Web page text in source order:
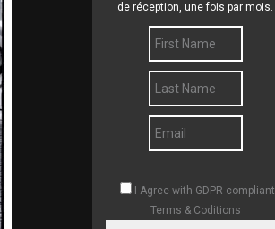
de réception, une fois par mois.
I Agree with GDPR compliant
Terms & Coditions